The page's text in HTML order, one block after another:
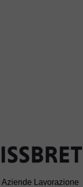
Aziende
Lavorazione